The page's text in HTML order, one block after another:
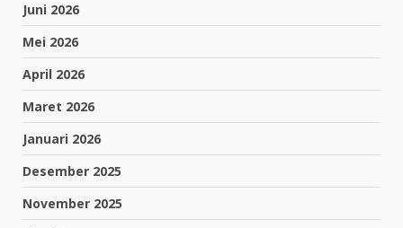
Juni 2026
Mei 2026
April 2026
Maret 2026
Januari 2026
Desember 2025
November 2025